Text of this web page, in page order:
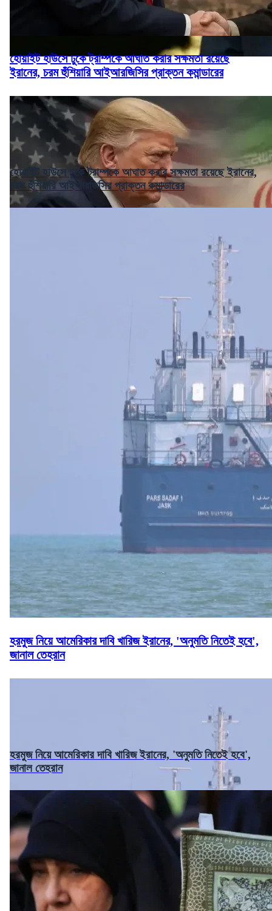
হোয়াইট হাউসে ঢুকে ট্রাম্পকে আঘাত করার সক্ষমতা রয়েছে
ইরানের, চরম হুঁশিয়ারি আইআরজিসির প্রাক্তন কমান্ডারের
হোয়াইট হাউসে ঢুকে ট্রাম্পকে আঘাত করার সক্ষমতা রয়েছে ইরানের,
চরম হুঁশিয়ারি আইআরজিসির প্রাক্তন কমান্ডারের
হরমুজ নিয়ে আমেরিকার দাবি খারিজ ইরানের, 'অনুমতি নিতেই হবে',
জানাল তেহরান
হরমুজ নিয়ে আমেরিকার দাবি খারিজ ইরানের, 'অনুমতি নিতেই হবে',
জানাল তেহরান